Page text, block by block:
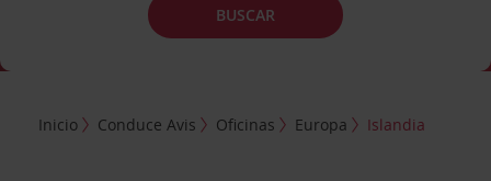
BUSCAR
Inicio Conduce Avis Oficinas Europa Islandia